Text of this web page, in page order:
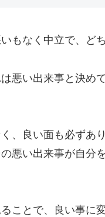
もなく中立で、ど
悪い出来事と決め
、良い面も必ずあ
悪い出来事が自分
ことで、良い事に